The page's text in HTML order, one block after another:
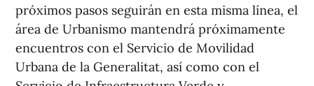
próximos pasos seguirán en esta misma línea, el
área de Urbanismo mantendrá próximamente
encuentros con el Servicio de Movilidad
Urbana de la Generalitat, así como con el